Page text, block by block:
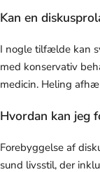
Kan en
I nogle tilfælde kan
med konservativ
medicin. Heling
Hvordan kan jeg
Forebyggelse af
sund livsstil, der